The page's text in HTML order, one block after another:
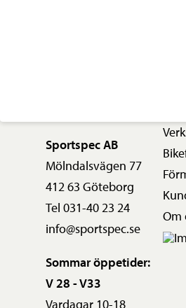
Sportspec AB
Mölndalsvägen 77
412 63 Göteborg
Tel 031-40 23 24
info@sportspec.se
Sommar öppetider:
V 28 - V33
Vardagar 10-18
Om